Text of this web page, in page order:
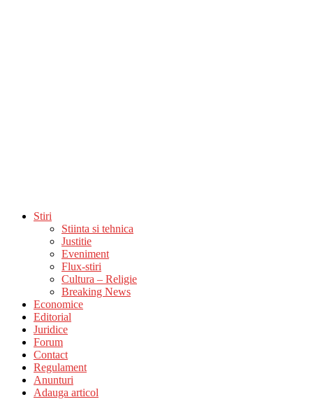
Stiri
Stiinta si tehnica
Justitie
Eveniment
Flux-stiri
Cultura – Religie
Breaking News
Economice
Editorial
Juridice
Forum
Contact
Regulament
Anunturi
Adauga articol